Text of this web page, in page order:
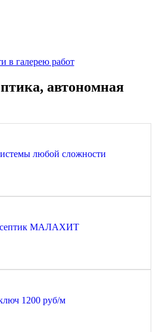
в галерею работ
автономная
любой сложности
септик МАЛАХИТ
1200 руб/м